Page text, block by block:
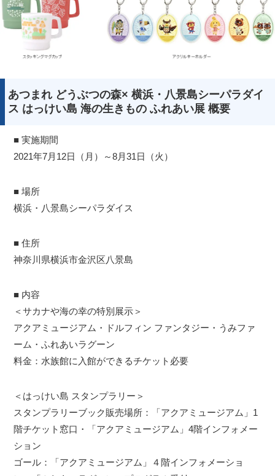
あつまれ どうぶつの森× 横浜・八景島シーパラダイ
ス はっけい島 海の生きもの ふれあい展 概要
■ 実施期間
2021年7月12日（月）～8月31日（火）
■ 場所
横浜・八景島シーパラダイス
■ 住所
神奈川県横浜市金沢区八景島
■ 内容
＜サカナや海の幸の特別展示＞
アクアミュージアム・ドルフィン ファンタジー・うみファ
ーム・ふれあいラグーン
料金：水族館に入館ができるチケット必要
＜はっけい島 スタンプラリー＞
スタンプラリーブック販売場所：「アクアミュージアム」1
階チケット窓口・「アクアミュージアム」4階インフォメー
ション
ゴール：「アクアミュージアム」４階インフォメーショ